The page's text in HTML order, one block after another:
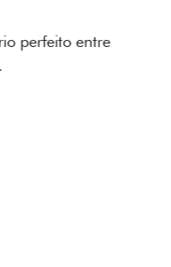
dinâmico e
o estilo do Fiat